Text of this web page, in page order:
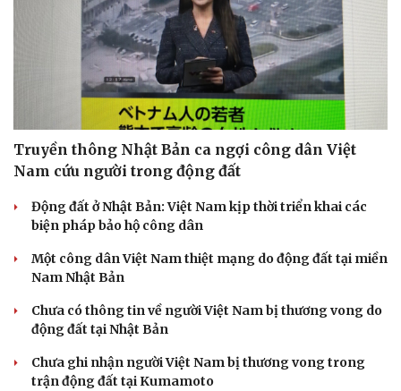
Truyền thông Nhật Bản ca ngợi công dân Việt
Nam cứu người trong động đất
Động đất ở Nhật Bản: Việt Nam kịp thời triển khai các
biện pháp bảo hộ công dân
Một công dân Việt Nam thiệt mạng do động đất tại miền
Nam Nhật Bản
Chưa có thông tin về người Việt Nam bị thương vong do
động đất tại Nhật Bản
Chưa ghi nhận người Việt Nam bị thương vong trong
trận động đất tại Kumamoto